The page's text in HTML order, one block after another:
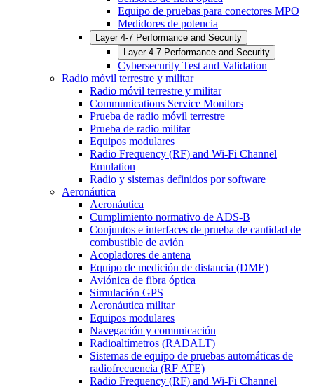
Equipo de pruebas para conectores MPO
Medidores de potencia
Layer 4-7 Performance and Security
Layer 4-7 Performance and Security
Cybersecurity Test and Validation
Radio móvil terrestre y militar
Radio móvil terrestre y militar
Communications Service Monitors
Prueba de radio móvil terrestre
Prueba de radio militar
Equipos modulares
Radio Frequency (RF) and Wi-Fi Channel
Emulation
Radio y sistemas definidos por software
Aeronáutica
Aeronáutica
Cumplimiento normativo de ADS-B
Conjuntos e interfaces de prueba de cantidad de
combustible de avión
Acopladores de antena
Equipo de medición de distancia (DME)
Aviónica de fibra óptica
Simulación GPS
Aeronáutica militar
Equipos modulares
Navegación y comunicación
Radioaltímetros (RADALT)
Sistemas de equipo de pruebas automáticas de
radiofrecuencia (RF ATE)
Radio Frequency (RF) and Wi-Fi Channel